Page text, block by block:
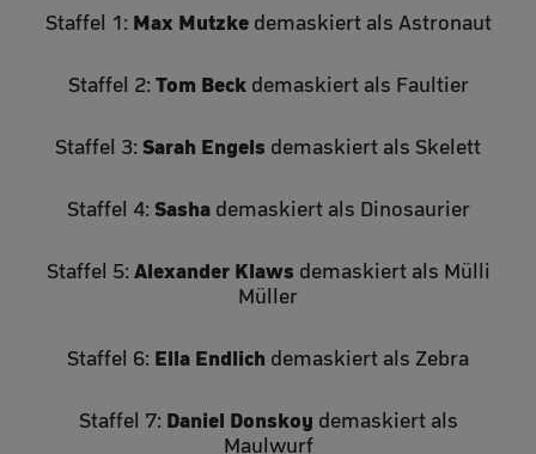
Staffel 1: Max Mutzkedemaskiert als Astronaut
Staffel 2: Tom Beckdemaskiert als Faultier
Staffel 3: Sarah Engels demaskiert als Skelett
Staffel 4: Sashademaskiert als Dinosaurier
Staffel 5: Alexander Klaws demaskiert als Mülli
Müller
Staffel 6: Ella Endlich demaskiert als Zebra
Staffel 7: Daniel Donskoy demaskiert als
Maulwurf